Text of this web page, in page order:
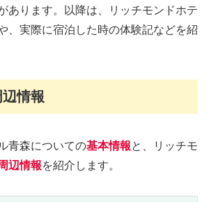
あります。以降は、リッチモンドホテ
、実際に宿泊した時の体験記などを紹
情報
青森についての基本情報と、リッチモ
辺情報を紹介します。